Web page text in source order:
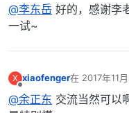
@李东岳 好的，感谢李
一试~
X xiaofenger在 2017年11
最后由 编辑
@余正东 交流当然可以